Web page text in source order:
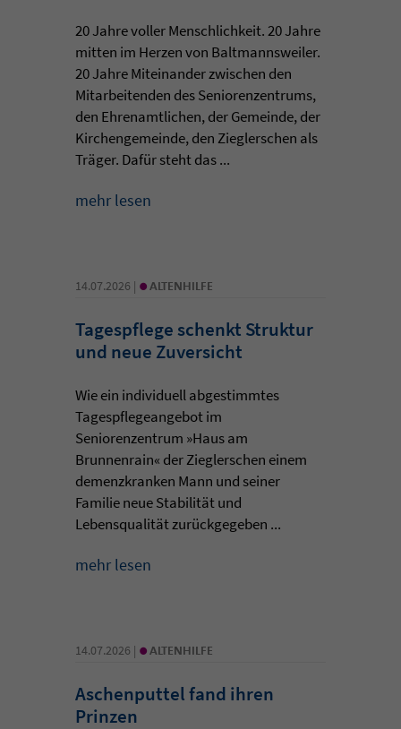
20 Jahre voller Menschlichkeit. 20 Jahre
mitten im Herzen von Baltmannsweiler.
20 Jahre Miteinander zwischen den
Mitarbeitenden des Seniorenzentrums,
den Ehrenamtlichen, der Gemeinde, der
Kirchengemeinde, den Zieglerschen als
Träger. Dafür steht das ...
mehr lesen
14.07.2026 | • ALTENHILFE
Tagespflege schenkt Struktur
und neue Zuversicht
Wie ein individuell abgestimmtes
Tagespflegeangebot im
Seniorenzentrum »Haus am
Brunnenrain« der Zieglerschen einem
demenzkranken Mann und seiner
Familie neue Stabilität und
Lebensqualität zurückgegeben ...
mehr lesen
14.07.2026 | • ALTENHILFE
Aschenputtel fand ihren
Prinzen